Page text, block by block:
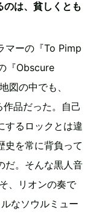
のは、貧しくとも
マーの『To Pimp
『Obscure
図の中でも、
品だった。自己
するロックとは違
史を常に背負って
だ。そんな黒人音
、リオンの奏で
なソウルミュー